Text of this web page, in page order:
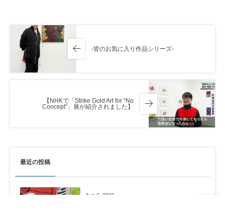
-皆のお気に入り作品シリーズ-
【NHKで「Strike Gold Art for “No
Concept”」展が紹介されました】
最近の投稿
Aug 6, 2026